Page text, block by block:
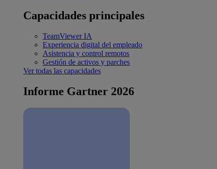
Capacidades principales
TeamViewer IA
Experiencia digital del empleado
Asistencia y control remotos
Gestión de activos y parches
Ver todas las capacidades
Informe Gartner 2026